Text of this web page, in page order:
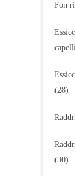
Fon
(28)
(30)